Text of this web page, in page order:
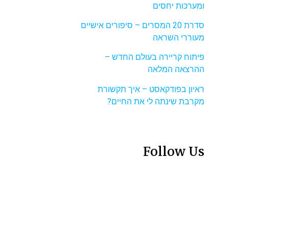
ומערכות יחסים
סדרת 20 המסרים – סיפורים אישיים
מעוררי השראה
פיתוח קריירה בעולם החדש –
ההרצאה המלאה
ראיון בפודקאסט – איך תקשורת
מקרבת שינתה לי את החיים?
Follow Us